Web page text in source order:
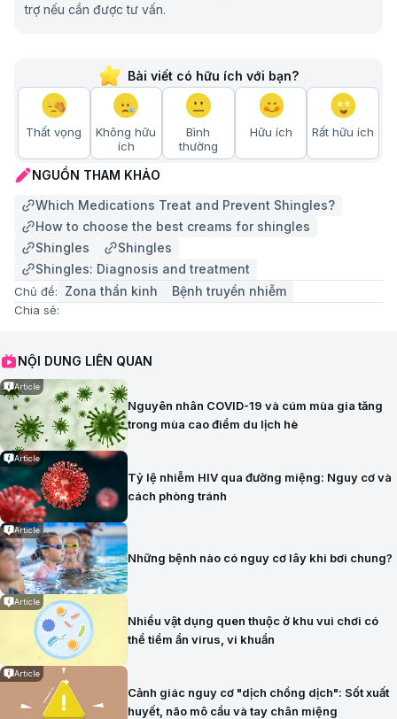
trợ nếu cần được tư vấn.
Bài viết có hữu ích với bạn?
Thất vọng
Không hữu
ích
Bình
thường
Hữu ích Rất hữu ích
NGUỒN THAM KHẢO
Which Medications Treat and Prevent Shingles?
How to choose the best creams for shingles
Shingles
Shingles
Shingles: Diagnosis and treatment
Chủ đề: Zona thần kinh Bệnh truyền nhiễm
Chia sẻ:
NỘI DUNG LIÊN QUAN
Article
Nguyên nhân COVID-19 và cúm mùa gia tăng
trong mùa cao điểm du lịch hè
Article
Tỷ lệ nhiễm HIV qua đường miệng: Nguy cơ và
cách phòng tránh
Article
Những bệnh nào có nguy cơ lây khi bơi chung?
Article
Nhiều vật dụng quen thuộc ở khu vui chơi có
thể tiềm ẩn virus, vi khuẩn
Article
Cảnh giác nguy cơ "dịch chồng dịch": Sốt xuất
huyết, não mô cầu và tay chân miệng